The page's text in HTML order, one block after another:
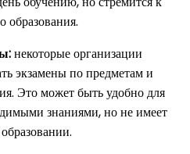
некоторые организации
экзамены по предметам и
Это может быть удобно для
знаниями, но не имеет